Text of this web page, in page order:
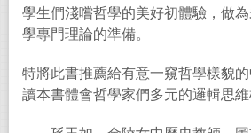
學生們淺嚐哲學的美好初體驗，做
學專門理論的準備。
特將此書推薦給有意一窺哲學樣貌
讀本書體會哲學家們多元的邏輯思維